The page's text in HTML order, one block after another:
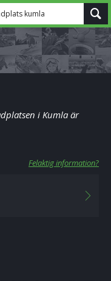
kumla
i Kumla är
Felaktig information?